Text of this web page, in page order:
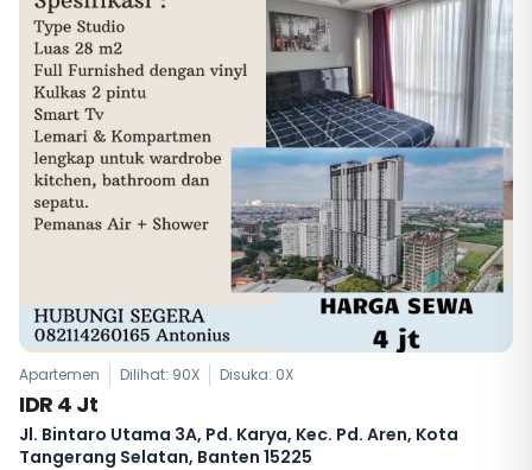
Apartemen Dilihat: 90X Disuka: 0X
IDR 4 Jt
Jl. Bintaro Utama 3A, Pd. Karya, Kec. Pd. Aren, Kota
Tangerang Selatan, Banten 15225